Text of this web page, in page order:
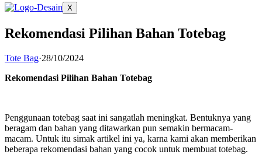
X
Rekomendasi Pilihan Bahan Totebag
Tote Bag·28/10/2024
Rekomendasi Pilihan Bahan Totebag
Penggunaan totebag saat ini sangatlah meningkat. Bentuknya yang
beragam dan bahan yang ditawarkan pun semakin bermacam-
macam. Untuk itu simak artikel ini ya, karna kami akan memberikan
beberapa rekomendasi bahan yang cocok untuk membuat totebag.